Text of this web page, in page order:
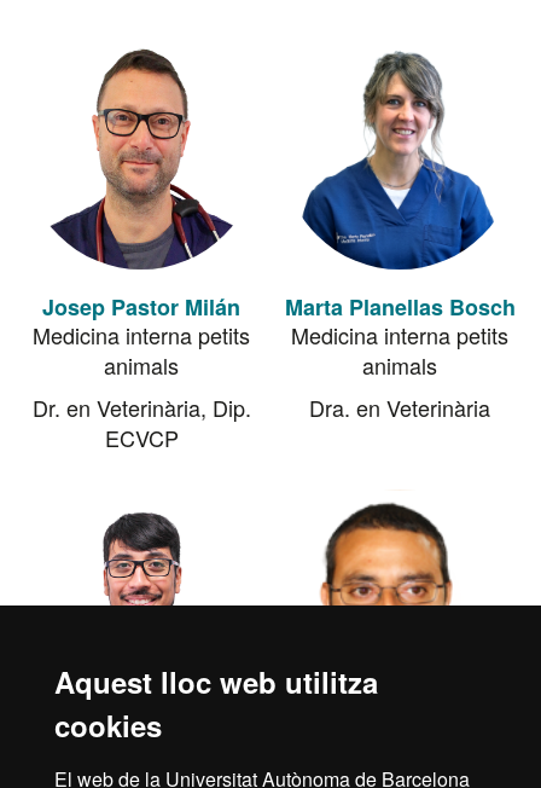
Aquest lloc web utilitza
cookies
El web de la Universitat Autònoma de Barcelona
Josep Pastor Milán
Medicina interna petits
animals
Dr. en Veterinària, Dip.
ECVCP
Marta Planellas Bosch
Medicina interna petits
animals
Dra. en Veterinària